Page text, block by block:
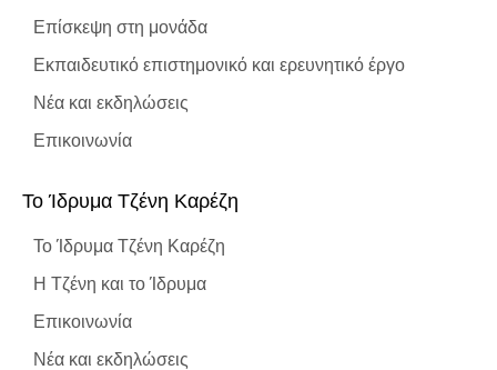
Επίσκεψη στη μονάδα
Εκπαιδευτικό επιστημονικό και ερευνητικό έργο
Νέα και εκδηλώσεις
Επικοινωνία
To Ίδρυμα Τζένη Καρέζη
To Ίδρυμα Τζένη Καρέζη
Η Τζένη και το Ίδρυμα
Επικοινωνία
Νέα και εκδηλώσεις